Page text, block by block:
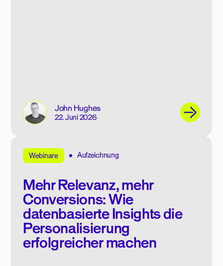
John Hughes
22. Juni 2026
Webinare Aufzeichnung
Mehr Relevanz, mehr
Conversions: Wie
datenbasierte Insights die
Personalisierung
erfolgreicher machen